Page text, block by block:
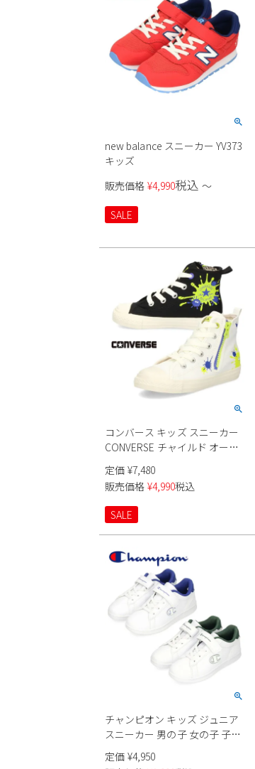
new balance スニーカー YV373
キッズ
販売価格 ¥4,990税込 〜
SALE
コンバース キッズ スニーカー
CONVERSE チャイルド オール
スター N Z HI スプラトゥーン3
コラボ 37303220 37303221 子供
靴 ジュニア 白 黒 ハイカット
定価 ¥7,480
販売価格 ¥4,990税込
SALE
チャンピオン キッズ ジュニア
スニーカー 男の子 女の子 子供
靴 学校 通学 マジックテープ セ
ンター コート B PS champion
定価 ¥4,950